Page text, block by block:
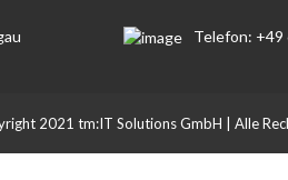
Telefon: +49
2021 tm:IT Solutions GmbH | Alle